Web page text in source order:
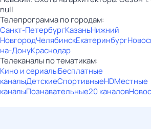
null
Телепрограмма по городам:
Санкт-ПетербургКазаньНижний
НовгородЧелябинскЕкатеринбург
на-ДонуКраснодар
Телеканалы по тематикам:
Кино и сериалыБесплатные
каналыДетскиеСпортивныеHDМестные
каналыПознавательные20 каналов